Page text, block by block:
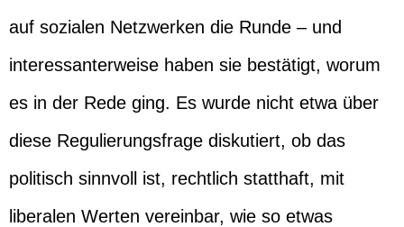
auf sozialen Netzwerken die Runde – und
interessanterweise haben sie bestätigt, worum
es in der Rede ging. Es wurde nicht etwa über
diese Regulierungsfrage diskutiert, ob das
politisch sinnvoll ist, rechtlich statthaft, mit
liberalen Werten vereinbar, wie so etwas